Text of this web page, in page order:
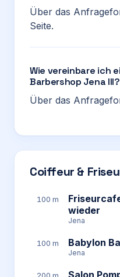
Über das
Seite.
Wie vereinbare ich
Barbershop Jena III?
Über das
Coiffeur &
100 m
wieder
Jena
100 m Babylon
Jena
Salon